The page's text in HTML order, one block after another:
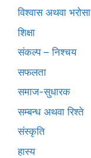
विश्वास अथवा भरोसा
शिक्षा
संकल्प – निश्चय
सफलता
समाज-सुधारक
सम्बन्ध अथवा रिश्ते
संस्कृति
हास्य